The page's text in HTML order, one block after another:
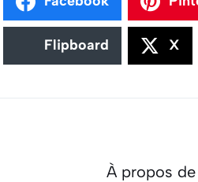
Flipboard X
À propos